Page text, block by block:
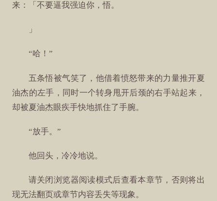
来：「不要逼我强迫你，悟。
」
“哈！”
五条悟被气笑了，他借着愤怒带来的力量推开夏
油杰的左手，同时一个转身甩开后颈的右手站起来，
却被夏油杰眼疾手快地抓住了手腕。
“放手。”
他回头，冷冷地说。
请关闭浏览器阅读模式后查看本章节，否则将出
现无法翻页或章节内容丢失等现象。